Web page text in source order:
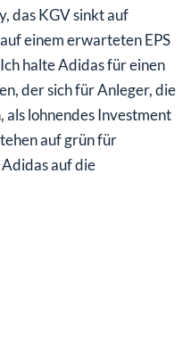
das KGV sinkt auf
einem erwarteten EPS
halte Adidas für einen
der sich für Anleger, die
als lohnendes Investment
auf grün für
auf die